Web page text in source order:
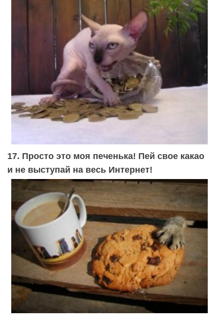
17. Просто это моя печенька! Пей свое какао
и не выступай на весь Интернет!